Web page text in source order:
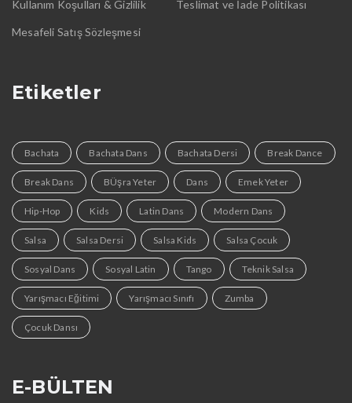
Kullanım Koşulları & Gizlilik Teslimat ve İade Politikası
Mesafeli Satış Sözleşmesi
Etiketler
Bachata Bachata Dans Bachata Dersi Break Dance
Break Dans BÜşra Yeter Dans Emek Yeter
Hip-Hop Kids Latin Dans Modern Dans
Salsa Salsa Dersi Salsa Kids Salsa Çocuk
Sosyal Dans Sosyal Latin Tango Teknik Salsa
Yarışmacı Eğitimi Yarışmacı Sınıfı Zumba
Çocuk Dansı
E-BÜLTEN